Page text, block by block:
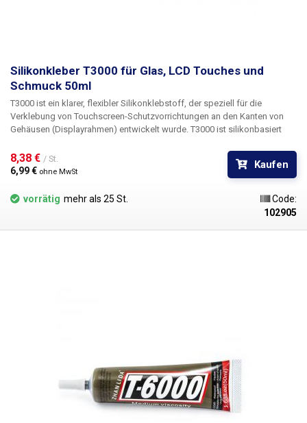
Silikonkleber T3000 für Glas, LCD Touches und
Schmuck 50ml
T3000 ist ein klarer, flexibler Silikonklebstoff, der speziell für die
Verklebung von Touchscreen-Schutzvorrichtungen an den Kanten von
Gehäusen (Displayrahmen) entwickelt wurde. T3000 ist silikonbasiert
und garantiert gleichzeitig eine dauerhaft flexible Verklebung. Im
Vergleich zu ähnlichen silikonbasierten Klebstoffen hat er außerdem
eine viel schnellere Aufbauzeit, da er auch Nitrocellulose enthält. Die
schnelle Verdunstung des Acetats führt zu einer ersten Fixierung der
Fuge, bevor das Silikon innerhalb weniger Stunden vollständig aushärtet.
Touchscreens und allen Kunststoff-, Gummi- und Metallteilen. Er eignet
8,38 € / St.
6,99 € ohne MwSt
Kaufen
vorrätig mehr als 25 St.
Code:
102905